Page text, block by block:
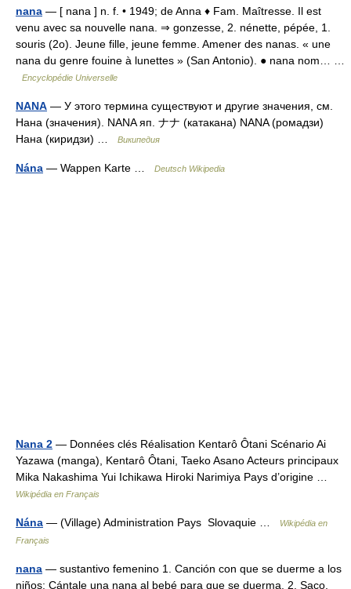
nana — [ nana ] n. f. • 1949; de Anna ♦ Fam. Maîtresse. Il est
venu avec sa nouvelle nana. ⇒ gonzesse, 2. nénette, pépée, 1.
souris (2o). Jeune fille, jeune femme. Amener des nanas. « une
nana du genre fouine à lunettes » (San Antonio). ● nana nom… …
Encyclopédie Universelle
NANA — У этого термина существуют и другие значения, см.
Нана (значения). NANA яп. ナナ (катакана) NANA (ромадзи)
Нана (киридзи) …
Википедия
Nána — Wappen Karte … Deutsch Wikipedia
Nana 2 — Données clés Réalisation Kentarô Ôtani Scénario Ai
Yazawa (manga), Kentarô Ôtani, Taeko Asano Acteurs principaux
Mika Nakashima Yui Ichikawa Hiroki Narimiya Pays d’origine …
Wikipédia en Français
Nána — (Village) Administration Pays Slovaquie …
Wikipédia en
Français
nana — sustantivo femenino 1. Canción con que se duerme a los
niños: Cántale una nana al bebé para que se duerma. 2. Saco,